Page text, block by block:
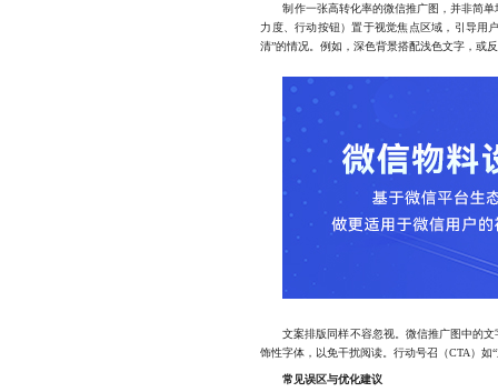
制作一张高转化率的微信推广图，并非简单
力度、行动按钮）置于视觉焦点区域，引导
清”的情况。例如，深色背景搭配浅色文字，或
文案排版同样不容忽视。微信推广图中的文
饰性字体，以免干扰阅读。行动号召（CTA）
常见误区与优化建议